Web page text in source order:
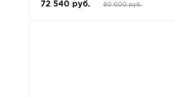
72 540 руб. 80 600 руб.